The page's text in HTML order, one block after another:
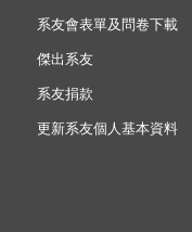
系友會表單及問卷下載
傑出系友
系友捐款
更新系友個人基本資料